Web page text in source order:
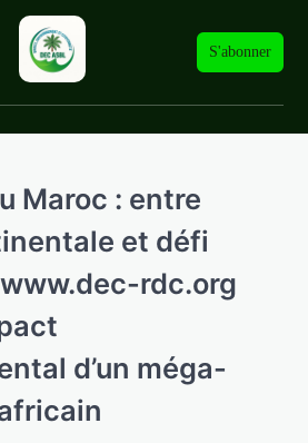
S'abonner
Maroc : entre
et défi
rdc.org
d’un méga-